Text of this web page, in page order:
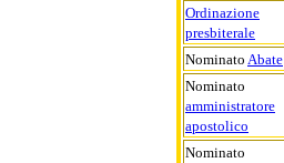
Ordinazione
presbiterale
Nominato Abate
Nominato
amministratore
apostolico
Nominato